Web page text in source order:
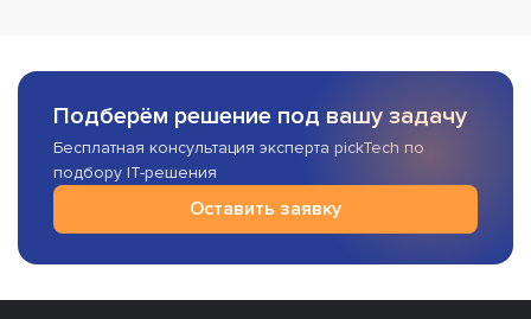
Подберём решение под вашу задачу
Бесплатная консультация эксперта pickTech по
подбору IT-решения
Оставить заявку